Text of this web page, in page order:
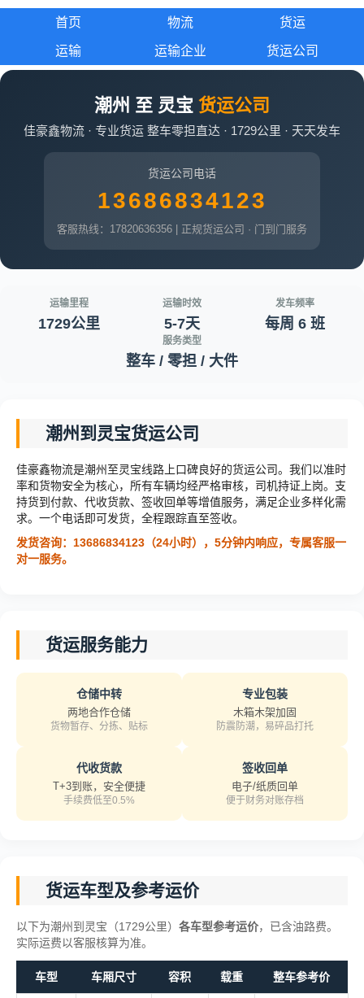
首页 物流 货运
运输 运输企业 货运公司
潮州 至 灵宝 货运公司
佳豪鑫物流 · 专业货运 整车零担直达 · 1729公里 · 天天发车
货运公司电话
13686834123
客服热线：17820636356 | 正规货运公司 · 门到门服务
运输里程
1729公里
运输时效
5-7天
发车频率
每周 6 班
服务类型
整车 / 零担 / 大件
潮州到灵宝货运公司
佳豪鑫物流是潮州至灵宝线路上口碑良好的货运公司。我们以准时
率和货物安全为核心，所有车辆均经严格审核，司机持证上岗。支
持货到付款、代收货款、签收回单等增值服务，满足企业多样化需
求。一个电话即可发货，全程跟踪直至签收。
发货咨询：13686834123（24小时），5分钟内响应，专属客服一
对一服务。
货运服务能力
仓储中转
两地合作仓储
货物暂存、分拣、贴标
专业包装
木箱木架加固
防震防潮，易碎品打托
代收货款
T+3到账，安全便捷
手续费低至0.5%
签收回单
电子/纸质回单
便于财务对账存档
货运车型及参考运价
以下为潮州到灵宝（1729公里） 各车型参考运价，已含油路费。
实际运费以客服核算为准。
车型 车厢尺寸 容积 载重 整车参考价